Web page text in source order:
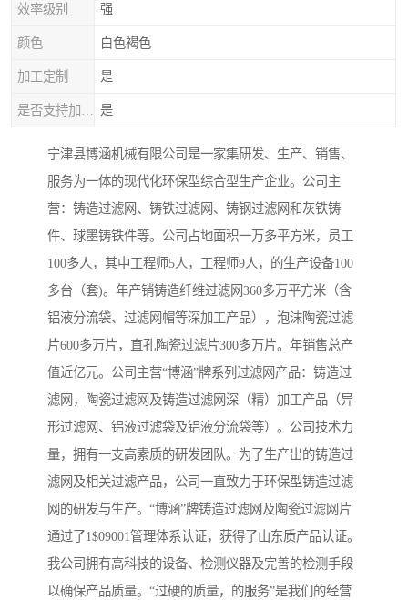
效率级别 强
颜色 白色褐色
加工定制 是
是
宁津县博涵机械有限公司是一家集研发、生产、销售、
服务为一体的现代化环保型综合型生产企业。公司主
营：铸造过滤网、铸铁过滤网、铸钢过滤网和灰铁铸
件、球墨铸铁件等。公司占地面积一万多平方米，员工
100多人，其中工程师5人，工程师9人，的生产设备100
多台（套)。年产销铸造纤维过滤网360多万平方米（含
铝液分流袋、过滤网帽等深加工产品），泡沫陶瓷过滤
片600多万片，直孔陶瓷过滤片300多万片。年销售总产
值近亿元。公司主营“博涵”牌系列过滤网产品：铸造过
滤网，陶瓷过滤网及铸造过滤网深（精）加工产品（异
形过滤网、铝液过滤袋及铝液分流袋等）。公司技术力
量，拥有一支高素质的研发团队。为了生产出的铸造过
滤网及相关过滤产品，公司一直致力于环保型铸造过滤
网的研发与生产。“博涵”牌铸造过滤网及陶瓷过滤网片
通过了1$09001管理体系认证，获得了山东质产品认证。
我公司拥有高科技的设备、检测仪器及完善的检测手段
以确保产品质量。“过硬的质量，的服务”是我们的经营